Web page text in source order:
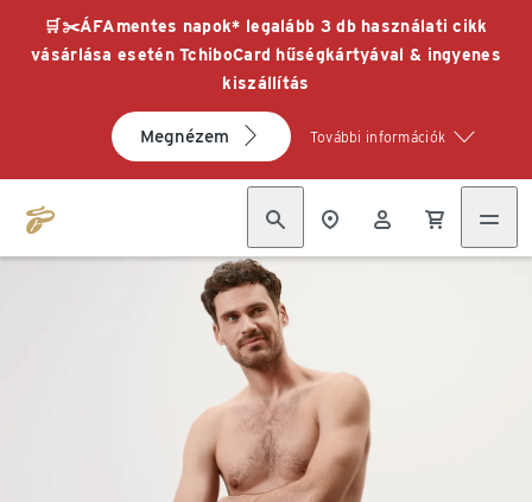
🛒✂️ÁFAmentes napok* legalább 3 db használati cikk
vásárlása esetén TchiboCard hűségkártyával & ingyenes
kiszállítás
Megnézem További információk